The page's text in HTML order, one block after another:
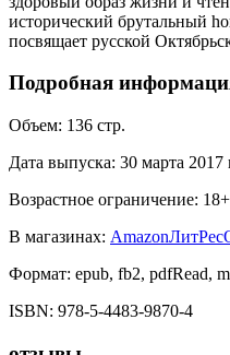
исторический брутальный
посвящает русской
Подробная
Объем: 136 стр.
Дата выпуска: 30 марта 2017
Возрастное ограничение: 18+
В магазинах: AmazonЛитРес
Формат: epub, fb2, pdfRead,
ISBN: 978-5-4483-9870-4